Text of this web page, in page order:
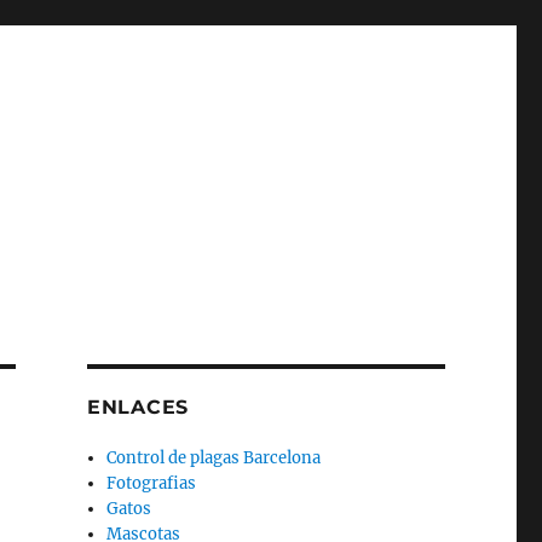
ENLACES
Control de plagas Barcelona
Fotografias
Gatos
Mascotas